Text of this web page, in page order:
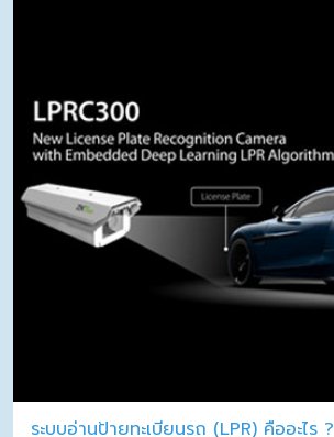
ระบบอ่านป้ายทะเบียนรถ (LPR) คืออะไร ?